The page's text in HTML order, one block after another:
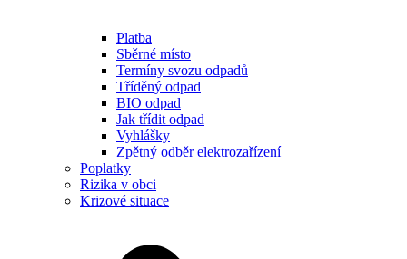
Platba
Sběrné místo
Termíny svozu odpadů
Tříděný odpad
BIO odpad
Jak třídit odpad
Vyhlášky
Zpětný odběr elektrozařízení
Poplatky
Rizika v obci
Krizové situace